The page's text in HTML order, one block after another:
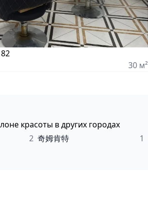
30 м²
красоты в других городах
2 奇姆肯特 1